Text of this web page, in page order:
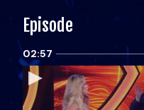
Episode
02:57